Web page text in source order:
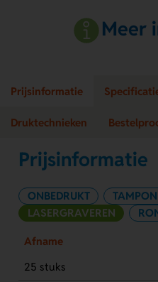
Meer
Prijsinformatie
Druktechnieken
Prijsinformatie
ONBEDRUKT
LASERGRAVEREN
Afname
25 stuks